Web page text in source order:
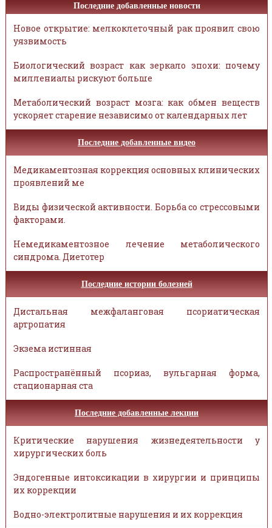
Последние добавленные новости
Новое открытие: мелкоклеточный рак проявил свою
уязвимость
Биологический возраст как зеркало эпохи: почему
миллениалы рискуют больше
Метаболический возраст мозга: как обмен веществ
ускоряет старение независимо от календарных лет
Последние добавленные видео
Медикаментозная коррекция основных клинических
проявлений ме
Виды физической активности. Борьба со стрессовыми
факторами.
Немедикаментозное лечение метаболического
синдрома. Диетотер
Последние истории болезней
Дистальная межфаланговая псориатическая
артропатия
Экзема истинная
Распространённый псориаз, вульгарная форма,
стационарная ста
Последние добавленные лекции
Критические нарушения жизнедеятельности у
хирургических боль
Эндогенные интоксикации в хирургии и принципы
их коррекции
Водно-электролитные нарушения и их коррекция